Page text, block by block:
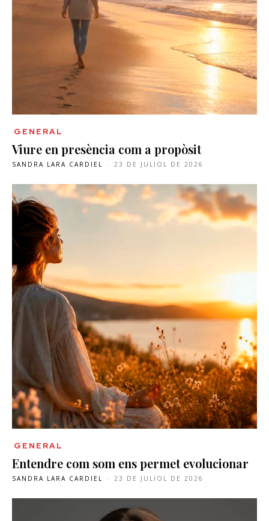
GENERAL
Viure en presència com a propòsit
SANDRA LARA CARDIEL - 23 DE JULIOL DE 2026
GENERAL
Entendre com som ens permet evolucionar
SANDRA LARA CARDIEL - 23 DE JULIOL DE 2026